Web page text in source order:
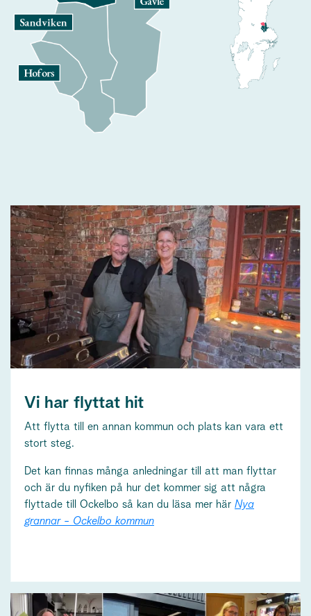
Vi har flyttat hit
Att flytta till en annan kommun och plats kan vara ett
stort steg.
Det kan finnas många anledningar till att man flyttar
och är du nyfiken på hur det kommer sig att några
flyttade till Ockelbo så kan du läsa mer här Nya
grannar - Ockelbo kommun